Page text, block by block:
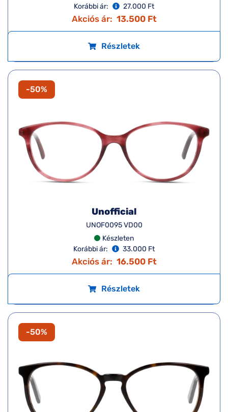
Korábbi ár:
27.000 Ft
Akciós ár: 13.500 Ft
Részletek
-50%
Unofficial
UNOF0095 VD00
Készleten
Korábbi ár:
33.000 Ft
Akciós ár: 16.500 Ft
Részletek
-50%